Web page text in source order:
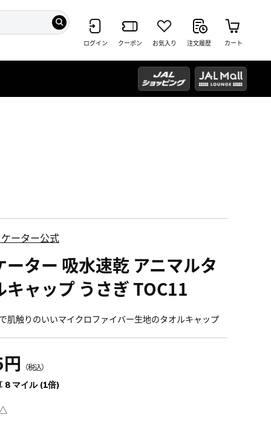
ログイン クーポン お気入り 注文履歴 カート
ーター公式
ーター 吸水速乾 アニマルタ
キャップ うさぎ TOC11
肌触りのいいマイクロファイバー生地のタオルキャップ
（税込）
8 マイル (1倍)